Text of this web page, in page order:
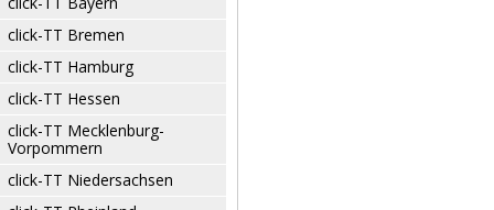
click-TT Bremen
click-TT Hamburg
click-TT Hessen
click-TT Mecklenburg-
Vorpommern
click-TT Niedersachsen